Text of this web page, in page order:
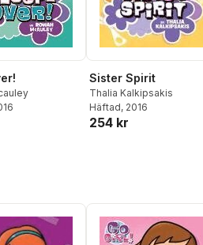
Sister Spirit
Thalia Kalkipsakis
Häftad, 2016
254 kr